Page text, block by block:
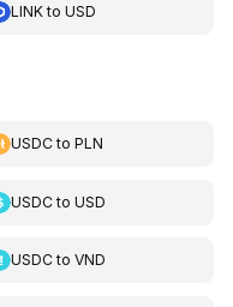
LINKtoUSD
USDCtoPLN
USDCtoUSD
USDCtoVND